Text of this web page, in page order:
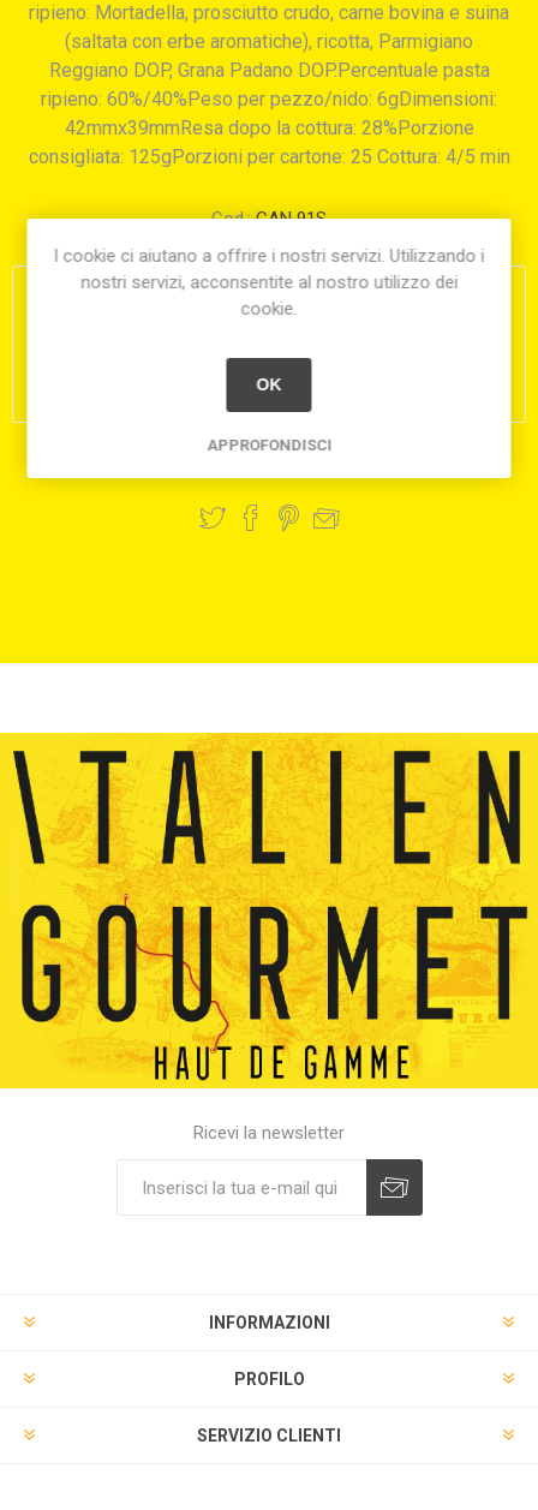
ripieno: Mortadella, prosciutto crudo, carne bovina e suina
(saltata con erbe aromatiche), ricotta, Parmigiano
Reggiano DOP, Grana Padano DOP.Percentuale pasta
ripieno: 60%/40%Peso per pezzo/nido: 6gDimensioni:
42mmx39mmResa dopo la cottura: 28%Porzione
consigliata: 125gPorzioni per cartone: 25 Cottura: 4/5 min
Cod.: CAN 91S
€17,00
Ricevi la newsletter
INFORMAZIONI
PROFILO
SERVIZIO CLIENTI
I cookie ci aiutano a offrire i nostri servizi. Utilizzando i
nostri servizi, acconsentite al nostro utilizzo dei
cookie.
OK
APPROFONDISCI